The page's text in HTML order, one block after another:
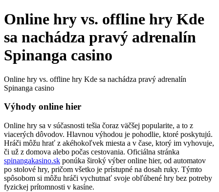
Online hry vs. offline hry Kde
sa nachádza pravý adrenalín
Spinanga casino
Online hry vs. offline hry Kde sa nachádza pravý adrenalín
Spinanga casino
Výhody online hier
Online hry sa v súčasnosti tešia čoraz väčšej popularite, a to z
viacerých dôvodov. Hlavnou výhodou je pohodlie, ktoré poskytujú.
Hráči môžu hrať z akéhokoľvek miesta a v čase, ktorý im vyhovuje,
či už z domova alebo počas cestovania. Oficiálna stránka
spinangakasino.sk ponúka široký výber online hier, od automatov
po stolové hry, pričom všetko je prístupné na dosah ruky. Týmto
spôsobom si môžu hráči vychutnať svoje obľúbené hry bez potreby
fyzickej prítomnosti v kasíne.